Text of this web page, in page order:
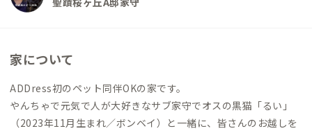
家について
ADDress初のペット同伴OKの家です。
やんちゃで元気で人が大好きなサブ家守でオスの黒猫「るい」
（2023年11月生まれ／ボンベイ）と一緒に、皆さんのお越しを